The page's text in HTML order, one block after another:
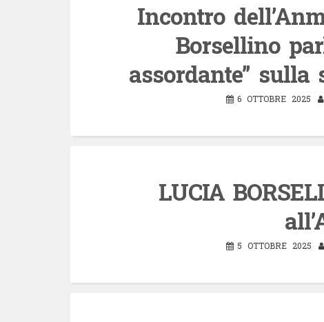
Incontro
Borsellino
assordante” sulla
6 OTTOBRE 2025
LUCIA
5 OTTOBRE 2025